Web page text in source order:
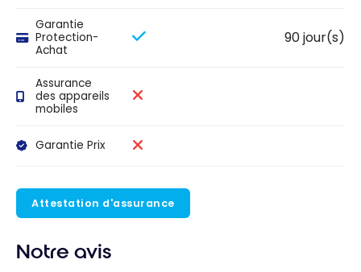
Garantie
Protection-
Achat
90 jour(s)
Assurance
des appareils
mobiles
Garantie Prix
Attestation d'assurance
Notre avis